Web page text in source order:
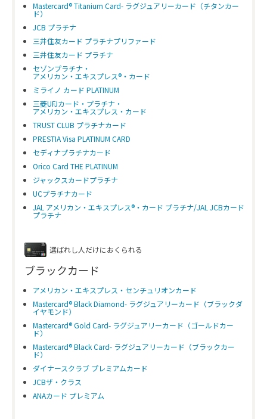
Mastercard® Titanium Card- ラグジュアリーカード（チタンカー
ド）
JCB プラチナ
三井住友カード プラチナプリファード
三井住友カード プラチナ
セゾンプラチナ・
アメリカン・エキスプレス®・カード
ミライノ カード PLATINUM
三菱UFJカード・プラチナ・
アメリカン・エキスプレス・カード
TRUST CLUB プラチナカード
PRESTIA Visa PLATINUM CARD
セディナプラチナカード
Orico Card THE PLATINUM
ジャックスカードプラチナ
UCプラチナカード
JAL アメリカン・エキスプレス®・カード プラチナ/JAL JCBカード
プラチナ
選ばれし人だけにおくられる
ブラックカード
アメリカン・エキスプレス・センチュリオンカード
Mastercard® Black Diamond- ラグジュアリーカード（ブラックダ
イヤモンド）
Mastercard® Gold Card- ラグジュアリーカード（ゴールドカー
ド）
Mastercard® Black Card- ラグジュアリーカード（ブラックカー
ド）
ダイナースクラブ プレミアムカード
JCBザ・クラス
ANAカード プレミアム